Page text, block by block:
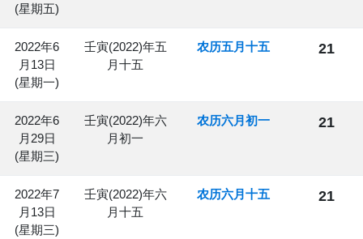
(星期五)
2022年6
月13日
(星期一)
壬寅(2022)年五
月十五
农历五月十五 21
2022年6
月29日
(星期三)
壬寅(2022)年六
月初一
农历六月初一 21
2022年7
月13日
(星期三)
壬寅(2022)年六
月十五
农历六月十五 21